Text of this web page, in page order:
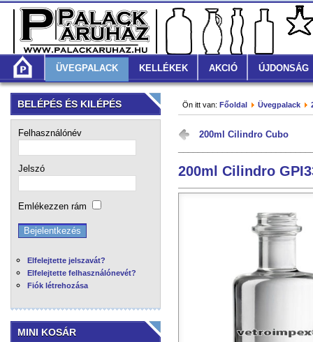
ÜVEGPALACK KELLÉKEK AKCIÓ ÚJDONSÁG
Ön itt van: Főoldal Üvegpalack
200ml Cilindro Cubo
200ml Cilindro
BELÉPÉS ÉS KILÉPÉS
Felhasználónév
Jelszó
Emlékezzen rám
Elfelejtette jelszavát?
Elfelejtette felhasználónevét?
Fiók létrehozása
MINI KOSÁR